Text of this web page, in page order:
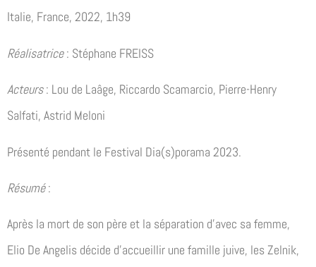
Italie, France, 2022, 1h39
Réalisatrice: Stéphane FREISS
Acteurs: Lou de Laâge, Riccardo Scamarcio, Pierre-Henry
Salfati, Astrid Meloni
Présenté pendant le Festival Dia(s)porama 2023.
Résumé:
Après la mort de son père et la séparation d’avec sa femme,
Elio De Angelis décide d’accueillir une famille juive, les Zelnik,